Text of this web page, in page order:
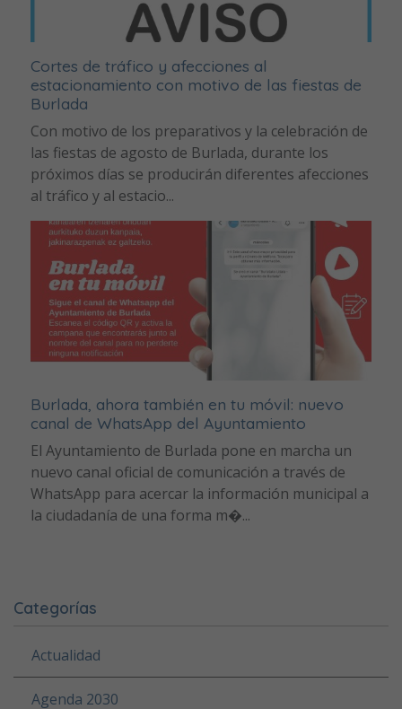
Cortes de tráfico y afecciones al
estacionamiento con motivo de las fiestas de
Burlada
Con motivo de los preparativos y la celebración de
las fiestas de agosto de Burlada, durante los
próximos días se producirán diferentes afecciones
al tráfico y al estacio...
Burlada, ahora también en tu móvil: nuevo
canal de WhatsApp del Ayuntamiento
El Ayuntamiento de Burlada pone en marcha un
nuevo canal oficial de comunicación a través de
WhatsApp para acercar la información municipal a
la ciudadanía de una forma m�...
Categorías
Actualidad
Agenda 2030